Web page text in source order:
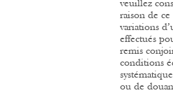
veuillez
raison de
variations
effectués
remis
conditions
ou de